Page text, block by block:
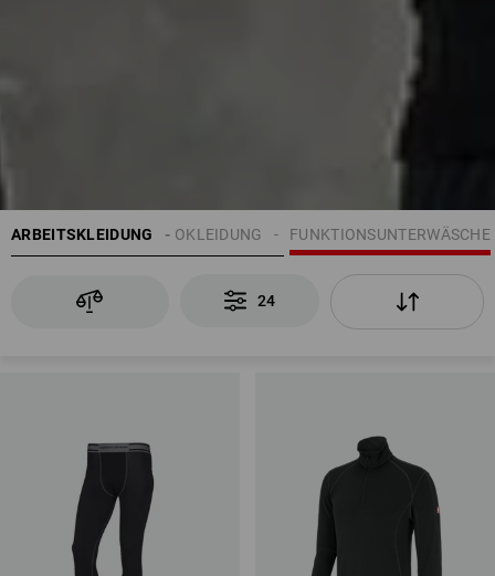
ARBEITSKLEIDUNG FUNKTIONSUNTERWÄSCHE
| THERMOKLEIDUNG
24